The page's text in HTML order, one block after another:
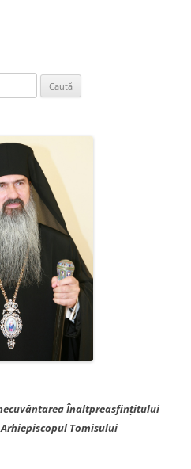
Înaltpreasfințitului
Arhiepiscopul Tomisului